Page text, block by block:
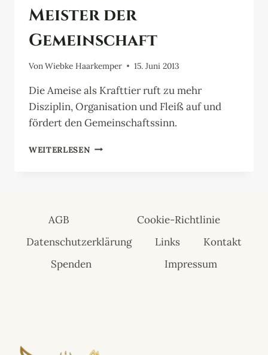
Meister der
Gemeinschaft
VonWiebke Haarkemper 15. Juni 2013
Die Ameise als Krafttier ruft zu mehr
Disziplin, Organisation und Fleiß auf und
fördert den Gemeinschaftssinn.
WEITERLESEN KRAFTTIER
AGB
Cookie-Richtlinie
Datenschutzerklärung
Links
Kontakt
Spenden
Impressum